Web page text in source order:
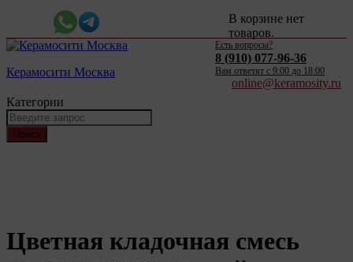
Керамосити Москва
В корзине нет
товаров.
Категории
Поиск
Есть вопросы?
8 (910) 077-96-36
Вам ответят c 9:00 до 18:00
online@keramosity.ru
Цветная кладочная смесь